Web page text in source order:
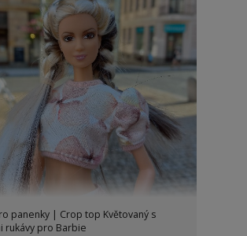
panenky | Crop top Květovaný s
rukávy pro Barbie